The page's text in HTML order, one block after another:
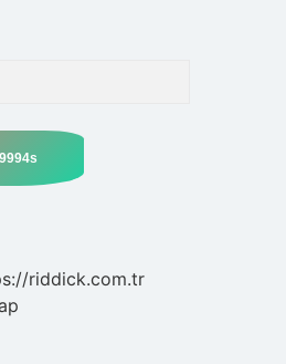
riddick.com.tr